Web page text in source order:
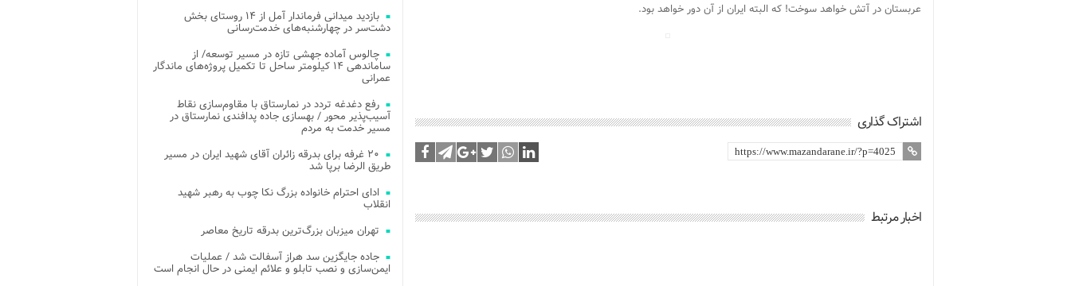
عربستان در آتش خواهد سوخت! که البته ایران از آن دور خواهد بود.
اشتراک گذاری
اخبار مرتبط
بازدید میدانی فرماندار آمل از ۱۴ روستای بخش
دشت‌سر در چهارشنبه‌های خدمت‌رسانی
چالوس آماده جهشی تازه در مسیر توسعه/ از
ساماندهی ۱۴ کیلومتر ساحل تا تکمیل پروژه‌های ماندگار
عمرانی
رفع دغدغه تردد در نمارستاق با مقاوم‌سازی نقاط
آسیب‌پذیر محور / بهسازی جاده پدافندی نمارستاق در
مسیر خدمت به مردم
۲۰ غرفه برای بدرقه زائران آقای شهید ایران در مسیر
طریق الرضا برپا شد
ادای احترام خانواده بزرگ نکا چوب به رهبر شهید
انقلاب
تهران میزبان بزرگ‌ترین بدرقه تاریخ معاصر
جاده جایگزین سد هراز آسفالت شد / عملیات
ایمن‌سازی و نصب تابلو و علائم ایمنی در حال انجام است